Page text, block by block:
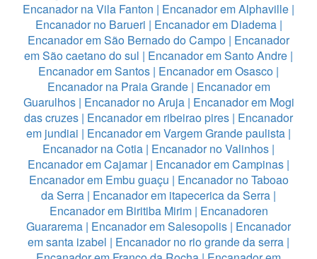
Encanador na Vila Fanton | Encanador em Alphaville |
Encanador no Barueri | Encanador em Diadema|
Encanador em São Bernado do Campo | Encanador
em São caetano do sul | Encanador em Santo Andre |
Encanador em Santos | Encanador em Osasco |
Encanador na Praia Grande| Encanador em
Guarulhos| Encanador no Aruja| Encanador em Mogi
das cruzes | Encanador em ribeirao pires | Encanador
em jundiai | Encanador em Vargem Grande paulista |
Encanador na Cotia | Encanador no Valinhos |
Encanador em Cajamar| Encanador em Campinas |
Encanador em Embu guaçu | Encanador no Taboao
da Serra | Encanador em itapecerica da Serra |
Encanador em Biritiba Mirim| Encanadoren
Guararema | Encanador em Salesopolis | Encanador
em santa izabel | Encanador no rio grande da serra |